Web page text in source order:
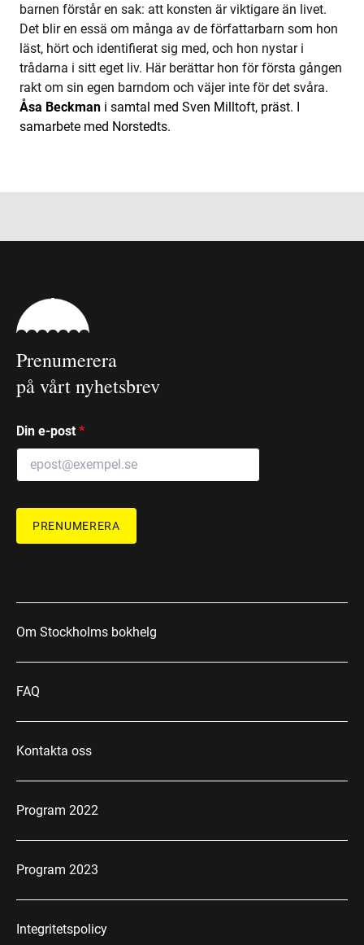
barnen förstår en sak: att konsten är viktigare än livet.
Det blir en essä om många av de författarbarn som hon
läst, hört och identifierat sig med, och hon nystar i
trådarna i sitt eget liv. Här berättar hon för första gången
rakt om sin egen barndom och väjer inte för det svåra.
Åsa Beckman i samtal med Sven Milltoft, präst. I
samarbete med Norstedts.
Prenumerera
på vårt nyhetsbrev
Din e-post *
PRENUMERERA
Om Stockholms bokhelg
FAQ
Kontakta oss
Program 2022
Program 2023
Integritetspolicy